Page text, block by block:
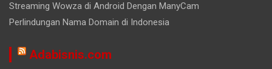
Streaming Wowza di Android Dengan ManyCam
Perlindungan Nama Domain di Indonesia
Adabisnis.com